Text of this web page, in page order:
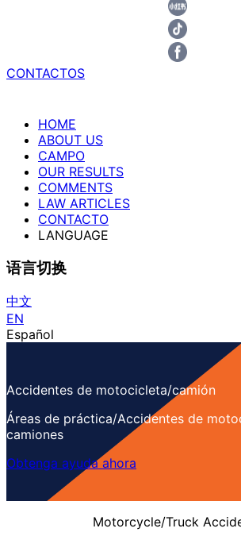
CONTACTOS
HOME
ABOUT US
CAMPO
OUR RESULTS
COMMENTS
LAW ARTICLES
CONTACTO
LANGUAGE
语言切换
中文
EN
Español
Accidentes de motocicleta/camión
Áreas de práctica/Accidentes de
camiones
Obtenga ayuda ahora
Motorcycle/Truck